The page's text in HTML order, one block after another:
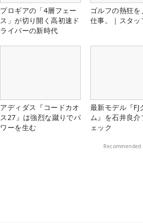
プロギアの「4層フェー
ス」が切り開く高初速ド
ライバーの新時代
ゴルフの熱狂を
仕事。｜スタッ
アディダス『コードカオ
ス27』は強烈な蹴りでパ
ワーを生む
最新モデル『FJ
ム』を石井良
ェック
Recommended